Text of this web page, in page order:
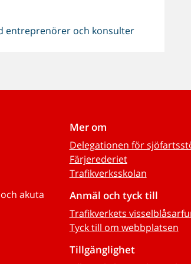
entreprenörer och konsulter
akuta
Mer om
Delegationen för
Färjerederiet
Trafikverksskolan
Anmäl och tyck till
Trafikverkets
Tyck till om webbplatsen
Tillgänglighet